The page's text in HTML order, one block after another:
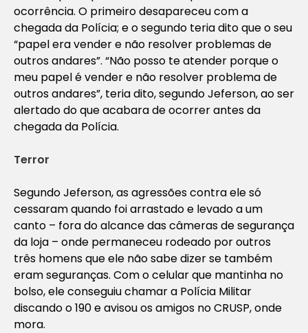
ocorrência. O primeiro desapareceu com a
chegada da Polícia; e o segundo teria dito que o seu
“papel era vender e não resolver problemas de
outros andares”. “Não posso te atender porque o
meu papel é vender e não resolver problema de
outros andares”, teria dito, segundo Jeferson, ao ser
alertado do que acabara de ocorrer antes da
chegada da Polícia.
Terror
Segundo Jeferson, as agressões contra ele só
cessaram quando foi arrastado e levado a um
canto – fora do alcance das câmeras de segurança
da loja – onde permaneceu rodeado por outros
três homens que ele não sabe dizer se também
eram seguranças. Com o celular que mantinha no
bolso, ele conseguiu chamar a Polícia Militar
discando o 190 e avisou os amigos no CRUSP, onde
mora.